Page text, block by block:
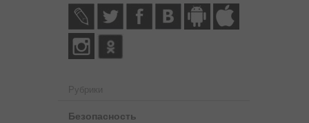
Рубрики
Безопасность